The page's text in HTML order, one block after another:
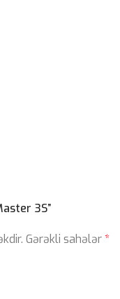
3S”
Gərəkli sahələr*